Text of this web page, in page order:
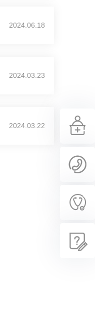
2024.06.18
2024.03.23
2024.03.22